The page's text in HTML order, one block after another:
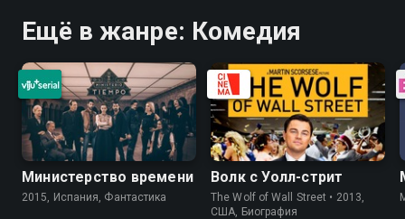
Ещё в жанре: Комедия
Министерство времени
2015, Испания, Фантастика
Волк с Уолл-стрит
The Wolf of Wall Street • 2013,
США, Биография